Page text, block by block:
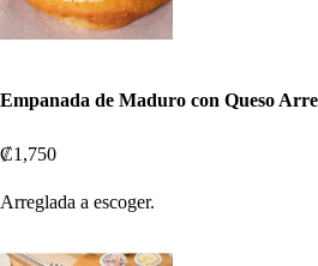
Empanada de Maduro con Queso
₡1,750
Arreglada a escoger.